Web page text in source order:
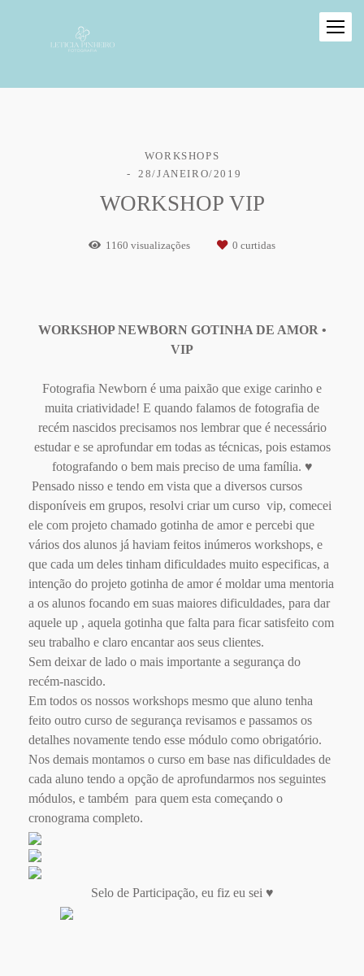
WORKSHOPS
28/JANEIRO/2019
WORKSHOP VIP
1160 visualizações 0 curtidas
WORKSHOP NEWBORN GOTINHA DE AMOR •
VIP
Fotografia Newborn é uma paixão que exige carinho e
muita criatividade! E quando falamos de fotografia de
recém nascidos precisamos nos lembrar que é necessário
estudar e se aprofundar em todas as técnicas, pois estamos
fotografando o bem mais preciso de uma família. ♥
Pensado nisso e tendo em vista que a diversos cursos
disponíveis em grupos, resolvi criar um curso vip, comecei
ele com projeto chamado gotinha de amor e percebi que
vários dos alunos já haviam feitos inúmeros workshops, e
que cada um deles tinham dificuldades muito especificas, a
intenção do projeto gotinha de amor é moldar uma mentoria
a os alunos focando em suas maiores dificuldades, para dar
aquele up , aquela gotinha que falta para ficar satisfeito com
seu trabalho e claro encantar aos seus clientes.
Sem deixar de lado o mais importante a segurança do
recém-nascido.
Em todos os nossos workshops mesmo que aluno tenha
feito outro curso de segurança revisamos e passamos os
detalhes novamente tendo esse módulo como obrigatório.
Nos demais montamos o curso em base nas dificuldades de
cada aluno tendo a opção de aprofundarmos nos seguintes
módulos, e também para quem esta começando o
cronograma completo.
Selo de Participação, eu fiz eu sei ♥